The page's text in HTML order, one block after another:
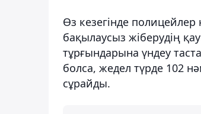
Өз кезегінде
бақылаусыз жіберудің
тұрғындарына үндеу
болса, жедел түрде 102
сұрайды.